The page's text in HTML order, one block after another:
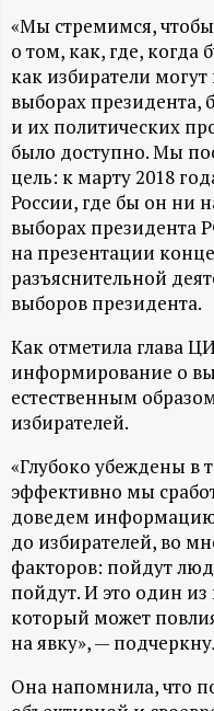
н
ф
о
р
м
а
ц
и
о
н
н
ы
й
«Мы стремимся,
о том, как, где, когда
как избиратели
выборах президента,
и их политических
было доступно. Мы
цель: к марту 2018
России, где бы он ни
выборах президента
на презентации
разъяснительной
выборов президента.
Как отметила глава
информирование о
естественным
избирателей.
«Глубоко убеждены в
эффективно мы
доведем
до избирателей, во
факторов: пойдут
пойдут. И это один
который может
на явку», —
Она напомнила, что